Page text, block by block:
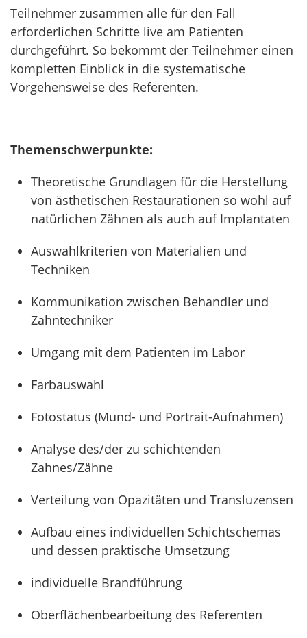
Teilnehmer zusammen alle für den Fall
erforderlichen Schritte live am Patienten
durchgeführt. So bekommt der Teilnehmer einen
kompletten Einblick in die systematische
Vorgehensweise des Referenten.
Themenschwerpunkte:
Theoretische Grundlagen für die Herstellung
von ästhetischen Restaurationen so wohl auf
natürlichen Zähnen als auch auf Implantaten
Auswahlkriterien von Materialien und
Techniken
Kommunikation zwischen Behandler und
Zahntechniker
Umgang mit dem Patienten im Labor
Farbauswahl
Fotostatus (Mund- und Portrait-Aufnahmen)
Analyse des/der zu schichtenden
Zahnes/Zähne
Verteilung von Opazitäten und Transluzensen
Aufbau eines individuellen Schichtschemas
und dessen praktische Umsetzung
individuelle Brandführung
Oberflächenbearbeitung des Referenten